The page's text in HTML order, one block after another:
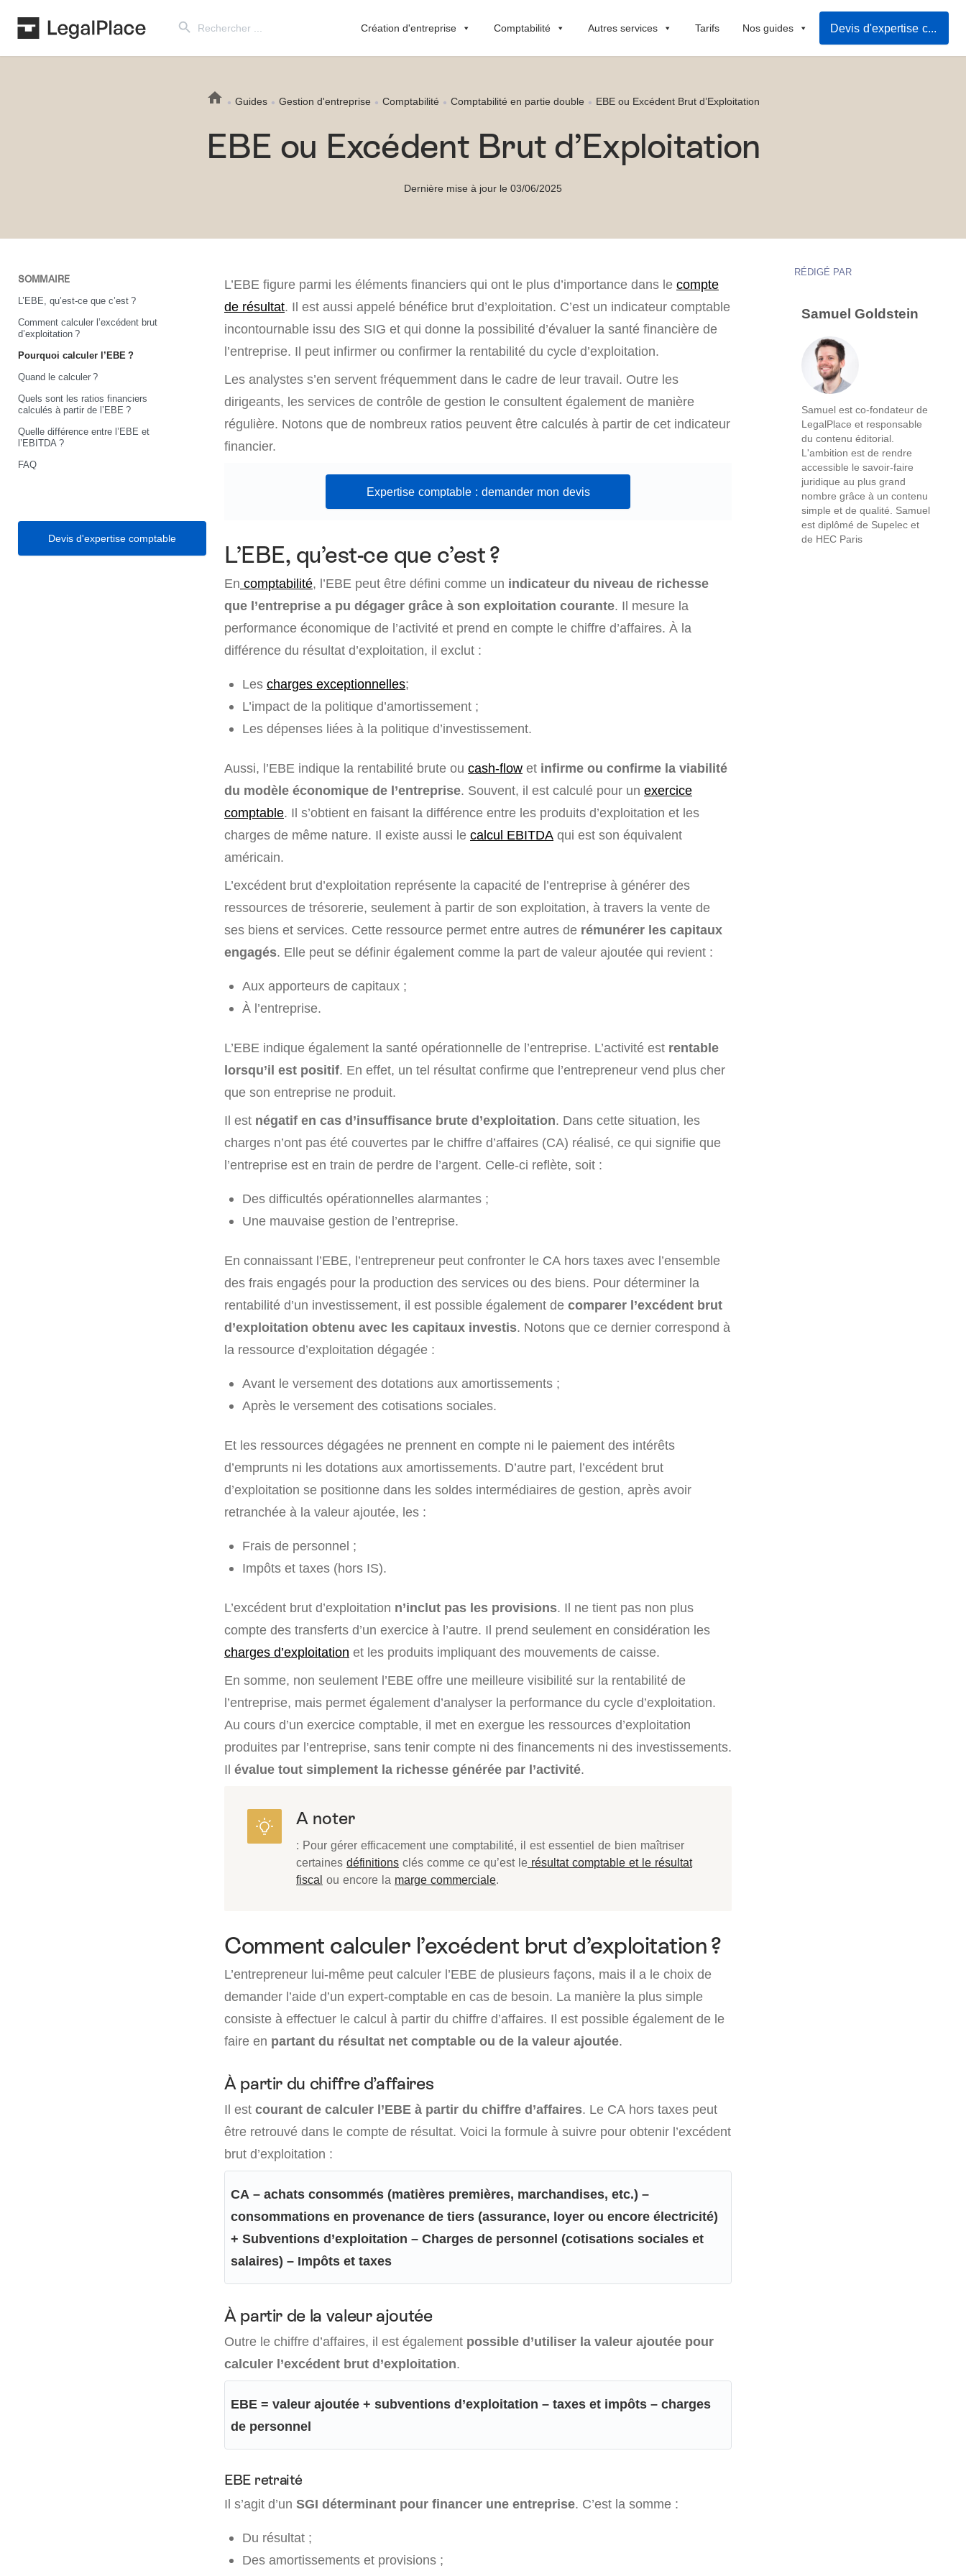
for:
Création d'entreprise Comptabilité Autres services Tarifs Nos guides Devis d'expertise comptable
Guides Gestion d'entreprise Comptabilité Comptabilité en partie double EBE ou Excédent Brut d’Exploitation
EBE ou Excédent Brut d’Exploitation
Dernière mise à jour le 03/06/2025
SOMMAIRE
L’EBE, qu’est-ce que c’est ?
Comment calculer l’excédent brut
d’exploitation ?
Pourquoi calculer l’EBE ?
Quand le calculer ?
Quels sont les ratios financiers
calculés à partir de l’EBE ?
Quelle différence entre l’EBE et
l’EBITDA ?
FAQ
Devis d'expertise comptable
L’EBE figure parmi les éléments financiers qui ont le plus d’importance dans le compte
de résultat. Il est aussi appelé bénéfice brut d’exploitation. C’est un indicateur comptable
incontournable issu des SIG et qui donne la possibilité d’évaluer la santé financière de
l’entreprise. Il peut infirmer ou confirmer la rentabilité du cycle d’exploitation.
Les analystes s’en servent fréquemment dans le cadre de leur travail. Outre les
dirigeants, les services de contrôle de gestion le consultent également de manière
régulière. Notons que de nombreux ratios peuvent être calculés à partir de cet indicateur
financier.
Expertise comptable : demander mon devis
L’EBE, qu’est-ce que c’est ?
En comptabilité, l’EBE peut être défini comme un indicateur du niveau de richesse
que l’entreprise a pu dégager grâce à son exploitation courante. Il mesure la
performance économique de l’activité et prend en compte le chiffre d’affaires. À la
différence du résultat d’exploitation, il exclut :
Les charges exceptionnelles;
L’impact de la politique d’amortissement ;
Les dépenses liées à la politique d’investissement.
Aussi, l’EBE indique la rentabilité brute ou cash-flow et infirme ou confirme la viabilité
du modèle économique de l’entreprise. Souvent, il est calculé pour un exercice
comptable. Il s’obtient en faisant la différence entre les produits d’exploitation et les
charges de même nature. Il existe aussi le calcul EBITDA qui est son équivalent
américain.
L’excédent brut d’exploitation représente la capacité de l’entreprise à générer des
ressources de trésorerie, seulement à partir de son exploitation, à travers la vente de
ses biens et services. Cette ressource permet entre autres de rémunérer les capitaux
engagés. Elle peut se définir également comme la part de valeur ajoutée qui revient :
Aux apporteurs de capitaux ;
À l’entreprise.
L’EBE indique également la santé opérationnelle de l’entreprise. L’activité est rentable
lorsqu’il est positif. En effet, un tel résultat confirme que l’entrepreneur vend plus cher
que son entreprise ne produit.
Il est négatif en cas d’insuffisance brute d’exploitation. Dans cette situation, les
charges n’ont pas été couvertes par le chiffre d’affaires (CA) réalisé, ce qui signifie que
l’entreprise est en train de perdre de l’argent. Celle-ci reflète, soit :
Des difficultés opérationnelles alarmantes ;
Une mauvaise gestion de l’entreprise.
En connaissant l’EBE, l’entrepreneur peut confronter le CA hors taxes avec l’ensemble
des frais engagés pour la production des services ou des biens. Pour déterminer la
rentabilité d’un investissement, il est possible également de comparer l’excédent brut
d’exploitation obtenu avec les capitaux investis. Notons que ce dernier correspond à
la ressource d’exploitation dégagée :
Avant le versement des dotations aux amortissements ;
Après le versement des cotisations sociales.
Et les ressources dégagées ne prennent en compte ni le paiement des intérêts
d’emprunts ni les dotations aux amortissements. D’autre part, l’excédent brut
d’exploitation se positionne dans les soldes intermédiaires de gestion, après avoir
retranchée à la valeur ajoutée, les :
Frais de personnel ;
Impôts et taxes (hors IS).
L’excédent brut d’exploitation n’inclut pas les provisions. Il ne tient pas non plus
compte des transferts d’un exercice à l’autre. Il prend seulement en considération les
charges d’exploitation et les produits impliquant des mouvements de caisse.
En somme, non seulement l’EBE offre une meilleure visibilité sur la rentabilité de
l’entreprise, mais permet également d’analyser la performance du cycle d’exploitation.
Au cours d’un exercice comptable, il met en exergue les ressources d’exploitation
produites par l’entreprise, sans tenir compte ni des financements ni des investissements.
Il évalue tout simplement la richesse générée par l’activité.
A noter
: Pour gérer efficacement une comptabilité, il est essentiel de bien maîtriser
certaines définitions clés comme ce qu’est le résultat comptable et le résultat
fiscal ou encore la marge commerciale.
Comment calculer l’excédent brut d’exploitation ?
L’entrepreneur lui-même peut calculer l’EBE de plusieurs façons, mais il a le choix de
demander l’aide d’un expert-comptable en cas de besoin. La manière la plus simple
consiste à effectuer le calcul à partir du chiffre d’affaires. Il est possible également de le
faire en partant du résultat net comptable ou de la valeur ajoutée.
À partir du chiffre d’affaires
Il est courant de calculer l’EBE à partir du chiffre d’affaires. Le CA hors taxes peut
être retrouvé dans le compte de résultat. Voici la formule à suivre pour obtenir l’excédent
brut d’exploitation :
CA – achats consommés (matières premières, marchandises, etc.) –
consommations en provenance de tiers (assurance, loyer ou encore électricité)
+ Subventions d’exploitation – Charges de personnel (cotisations sociales et
salaires) – Impôts et taxes
À partir de la valeur ajoutée
Outre le chiffre d’affaires, il est également possible d’utiliser la valeur ajoutée pour
calculer l’excédent brut d’exploitation.
EBE = valeur ajoutée + subventions d’exploitation – taxes et impôts – charges
de personnel
EBE retraité
Il s’agit d’un SGI déterminant pour financer une entreprise. C’est la somme :
Du résultat ;
Des amortissements et provisions ;
RÉDIGÉ PAR
Samuel Goldstein
Samuel est co-fondateur de
LegalPlace et responsable
du contenu éditorial.
L'ambition est de rendre
accessible le savoir-faire
juridique au plus grand
nombre grâce à un contenu
simple et de qualité. Samuel
est diplômé de Supelec et
de HEC Paris